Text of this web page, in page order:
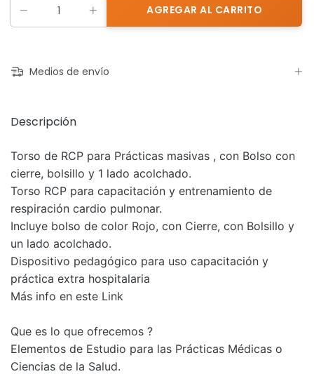
Medios de envío
Descripción
Torso de RCP para Prácticas masivas , con Bolso con
cierre, bolsillo y 1 lado acolchado.
Torso RCP para capacitación y entrenamiento de
respiración cardio pulmonar.
Incluye bolso de color Rojo, con Cierre, con Bolsillo y
un lado acolchado.
Dispositivo pedagógico para uso capacitación y
práctica extra hospitalaria
Más info en este Link
Que es lo que ofrecemos ?
Elementos de Estudio para las Prácticas Médicas o
Ciencias de la Salud.